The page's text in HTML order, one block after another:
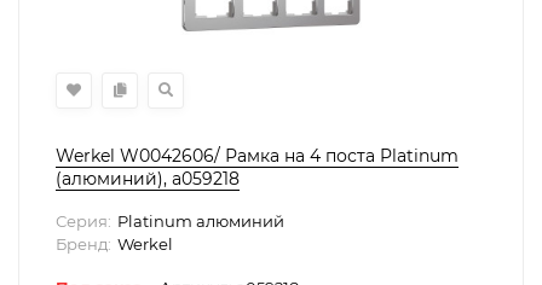
Werkel W0042606/ Рамка на 4 поста Platinum
(алюминий), a059218
Серия: Platinum алюминий
Бренд: Werkel